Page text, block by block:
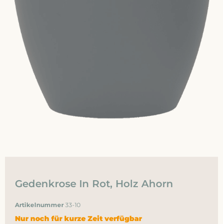
Gedenkrose In Rot, Holz Ahorn
Artikelnummer 33-10
Nur noch für kurze Zeit verfügbar